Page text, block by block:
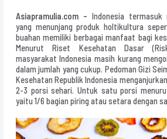
Asiapramulia.com – Indonesia
yang menunjang produk holtikultura
buahan memiliki berbagai manfaat bagi
Menurut Riset Kesehatan Dasar
masyarakat Indonesia masih kurang
dalam jumlah yang cukup. Pedoman Gizi
Kesehatan Republik Indonesia
2-3 porsi sehari. Untuk satu porsi
yaitu 1/6 bagian piring atau setara dengan